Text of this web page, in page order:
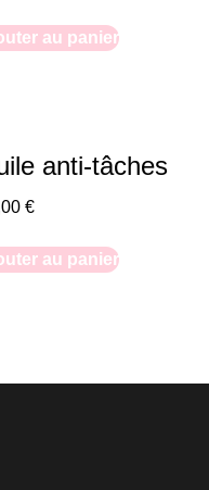
au panier
anti-tâches
€
au panier